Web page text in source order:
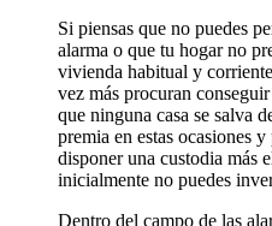
Si piensas que no puedes
alarma o que tu hogar no
vivienda habitual y
vez más procuran
que ninguna casa se salva
premia en estas ocasiones
disponer una custodia más
inicialmente no puedes
Dentro del campo de las